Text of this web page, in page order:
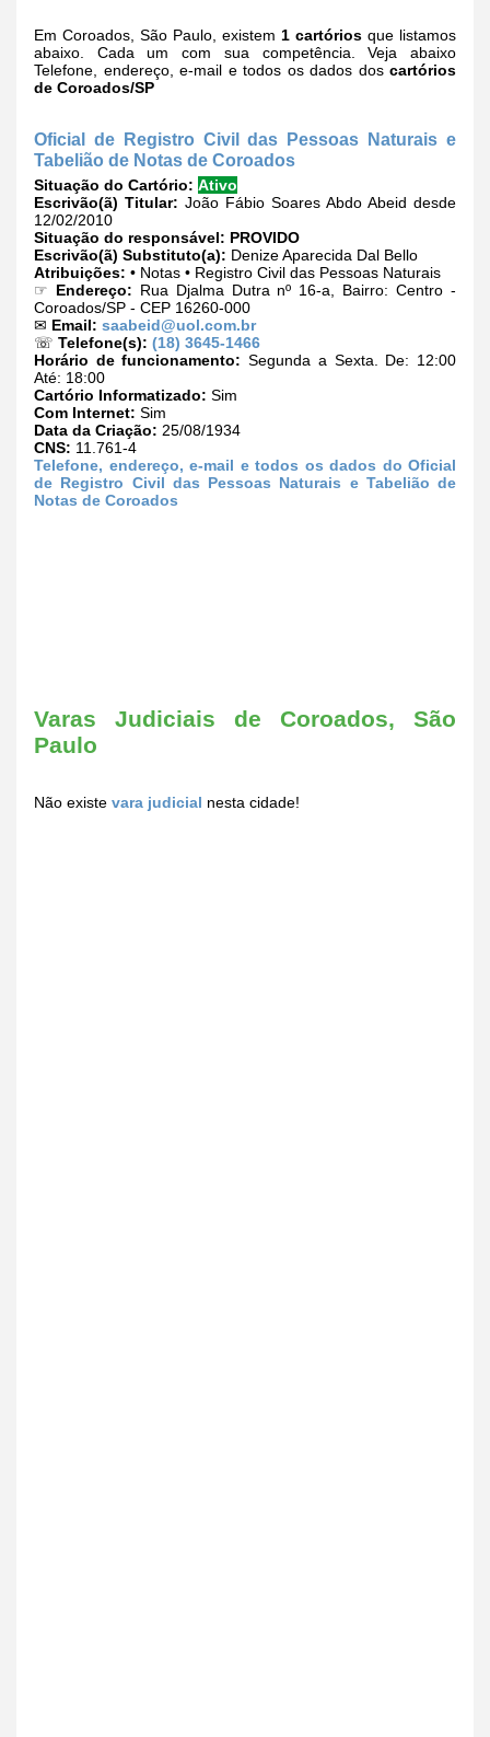
Em Coroados, São Paulo, existem 1 cartórios que listamos
abaixo. Cada um com sua competência. Veja abaixo
Telefone, endereço, e-mail e todos os dados dos cartórios
de Coroados/SP
Oficial de Registro Civil das Pessoas Naturais e
Tabelião de Notas de Coroados
Situação do Cartório: Ativo
Escrivão(ã) Titular: João Fábio Soares Abdo Abeid desde
12/02/2010
Situação do responsável: PROVIDO
Escrivão(ã) Substituto(a): Denize Aparecida Dal Bello
Atribuições: • Notas • Registro Civil das Pessoas Naturais
☞ Endereço: Rua Djalma Dutra nº 16-a, Bairro: Centro -
Coroados/SP - CEP 16260-000
✉ Email: saabeid@uol.com.br
☏ Telefone(s): (18) 3645-1466
Horário de funcionamento: Segunda a Sexta. De: 12:00
Até: 18:00
Cartório Informatizado: Sim
Com Internet: Sim
Data da Criação: 25/08/1934
CNS: 11.761-4
Telefone, endereço, e-mail e todos os dados do Oficial
de Registro Civil das Pessoas Naturais e Tabelião de
Notas de Coroados
Varas Judiciais de Coroados, São
Paulo
Não existe vara judicial nesta cidade!